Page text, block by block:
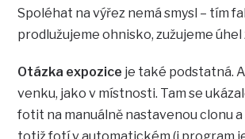
Spoléhat na výřez nemá smysl – tím
prodlužujeme ohnisko, zužujeme úhel
Otázka expozice je také podstatná.
venku, jako v místnosti. Tam se
fotit na manuálně nastavenou clonu a